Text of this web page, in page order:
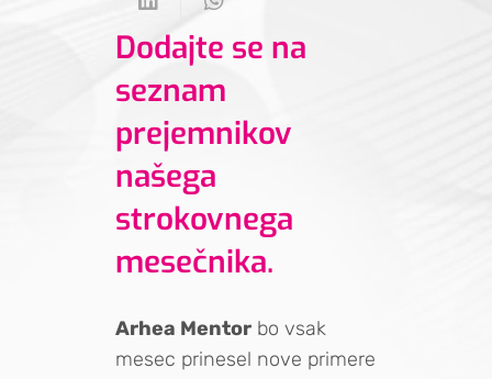
Dodajte se na
seznam
prejemnikov
našega
strokovnega
mesečnika.
Arhea Mentor bo vsak
mesec prinesel nove primere